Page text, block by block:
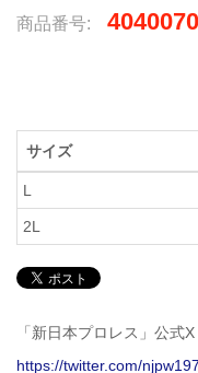
商品番号:
サイズ
L
2L
「新日本プロレス」公式X
https://twitter.com/